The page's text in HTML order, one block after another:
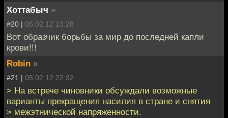
Хоттабыч »
#20 | 05.02.12 13:28
Вот образчик борьбы за мир до последней капли
крови!!!
Robin »
#21 | 05.02.12 22:32
> На встрече чиновники обсуждали возможные
варианты прекращения насилия в стране и снятия
> межэтнической напряженности.